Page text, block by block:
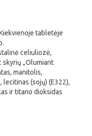
tabletėje
celiuliozė,
skyrių „Olumiant
manitolis,
lecitinas (sojų) (E322),
ir titano dioksidas